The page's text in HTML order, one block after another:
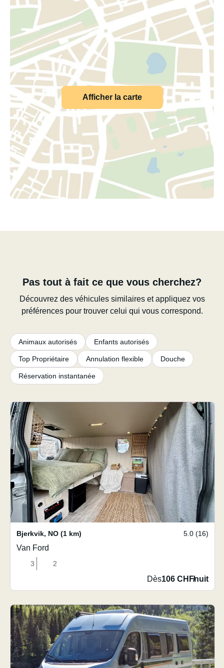
Afficher la carte
Pas tout à fait ce que vous cherchez?
Découvrez des véhicules similaires et appliquez vos
préférences pour trouver celui qui vous correspond.
Animaux autorisés Enfants autorisés
Top Propriétaire Annulation flexible Douche
Réservation instantanée
Bjerkvik, NO (1 km) 5.0 (16)
Van Ford
3 2
Dès106 CHF/nuit